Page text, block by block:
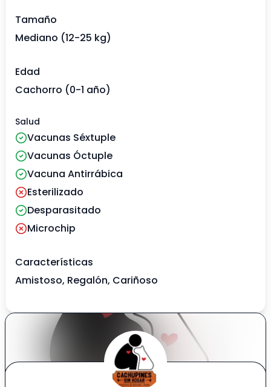
Tamaño
Mediano (12-25 kg)
Edad
Cachorro (0-1 año)
Salud
Vacunas Séxtuple
Vacunas Óctuple
Vacuna Antirrábica
Esterilizado
Desparasitado
Microchip
Características
Amistoso, Regalón, Cariñoso